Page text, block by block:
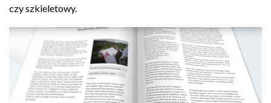
czy szkieletowy.